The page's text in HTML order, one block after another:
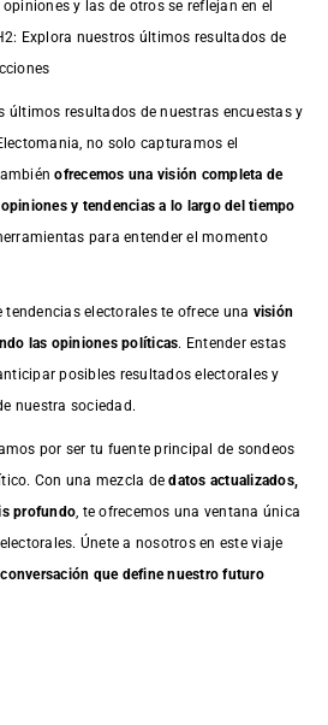
y las de otros se reflejan en el
Explora nuestros últimos resultados de
últimos resultados de nuestras encuestasy
no solo capturamos el
ofrecemos una visión completa de
y tendencias a lo largo del tiempo
para entender el momento
electorales te ofrece una visión
las opiniones políticas. Entender estas
posibles resultados electorales y
nuestra sociedad.
por ser tu fuente principal de sondeos
Con una mezcla dedatos actualizados,
profundo, te ofrecemos una ventana única
Únete a nosotros en este viaje
que define nuestro futuro